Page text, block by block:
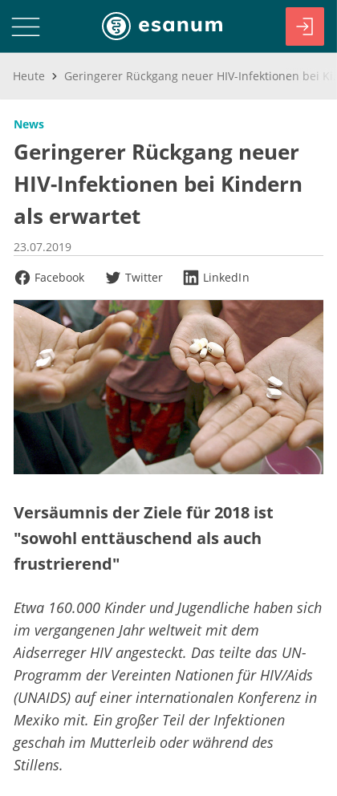
Heute
News
Geringerer Rückgang neuer
HIV-Infektionen bei Kindern
als erwartet
23.07.2019
Facebook
Twitter LinkedIn
Versäumnis der Ziele für 2018 ist
"sowohl enttäuschend als auch
frustrierend"
Etwa 160.000 Kinder und Jugendliche haben sich
im vergangenen Jahr weltweit mit dem
Aidserreger HIV angesteckt. Das teilte das UN-
Programm der Vereinten Nationen für HIV/Aids
(UNAIDS) auf einer internationalen Konferenz in
Mexiko mit. Ein großer Teil der Infektionen
geschah im Mutterleib oder während des
Stillens.